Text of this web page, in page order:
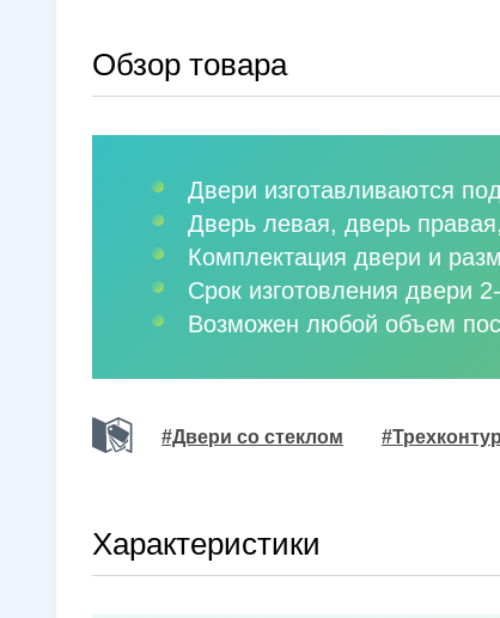
Обзор товара
Двери изготавливаются
Дверь левая, дверь
Комплектация двери и
Срок изготовления двери
Возможен любой объем
#Двери со стеклом
Характеристики